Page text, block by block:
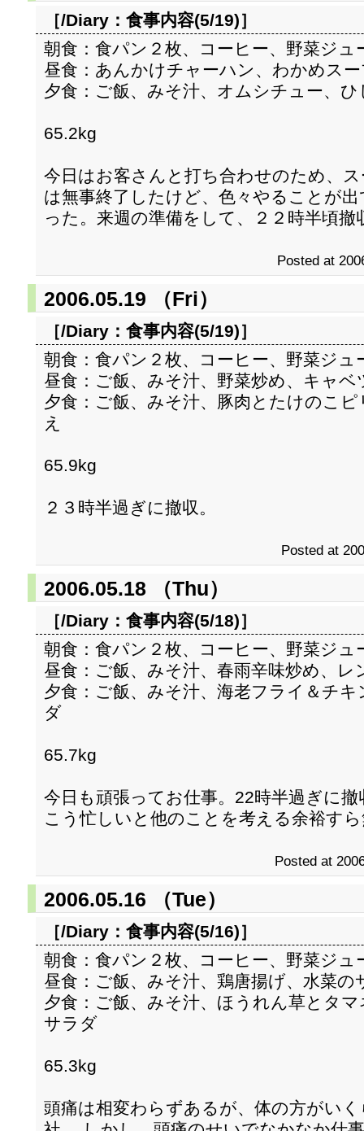
［/Diary： 食事内容(5/19)］
朝食：食パン２枚、コーヒー、野菜ジュ
昼食：あんかけチャーハン、わかめス
夕食：ご飯、みそ汁、オムシチュー、
65.2kg
今日はお客さんと打ち合わせのため、
は無事終了したけど、色々やることが
った。来週の準備をして、２２時半頃撤
Posted at
2006.05.19 （Fri）
［/Diary： 食事内容(5/19)］
朝食：食パン２枚、コーヒー、野菜ジュ
昼食：ご飯、みそ汁、野菜炒め、キャ
夕食：ご飯、みそ汁、豚肉とたけのこ
え
65.9kg
２３時半過ぎに撤収。
Posted at
2006.05.18 （Thu）
［/Diary： 食事内容(5/18)］
朝食：食パン２枚、コーヒー、野菜ジュ
昼食：ご飯、みそ汁、春雨辛味炒め、レ
夕食：ご飯、みそ汁、海老フライ＆チ
ダ
65.7kg
今日も頑張ってお仕事。22時半過ぎに撤
こう忙しいと他のことを考える余裕す
Posted at
2006.05.16 （Tue）
［/Diary： 食事内容(5/16)］
朝食：食パン２枚、コーヒー、野菜ジュ
昼食：ご飯、みそ汁、鶏唐揚げ、水菜の
夕食：ご飯、みそ汁、ほうれん草とタ
サラダ
65.3kg
頭痛は相変わらずあるが、体の方がい